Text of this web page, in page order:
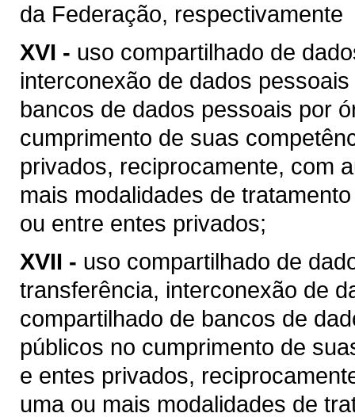
da Federação, respectivamente
XVI - uso compartilhado de
interconexão de dados
bancos de dados pessoais por
cumprimento de suas
privados, reciprocamente, com
mais modalidades de
ou entre entes privados;
XVII - uso compartilhado de
transferência, interconexão de
compartilhado de bancos de
públicos no cumprimento de
e entes privados,
uma ou mais modalidades de